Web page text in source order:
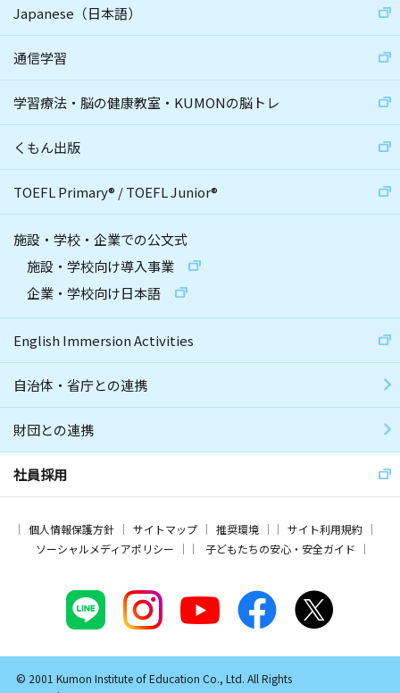
Japanese（日本語）
通信学習
学習療法・脳の健康教室・KUMONの脳トレ
くもん出版
TOEFL Primary® /TOEFL Junior®
施設・学校・企業での公文式
施設・学校向け導入事業
企業・学校向け日本語
English Immersion Activities
自治体・省庁との連携
財団との連携
社員採用
個人情報保護方針 サイトマップ 推奨環境
サイト利用規約
ソーシャルメディアポリシー
子どもたちの安心・安全ガイド
© 2001 Kumon Institute of Education Co., Ltd. All Rights